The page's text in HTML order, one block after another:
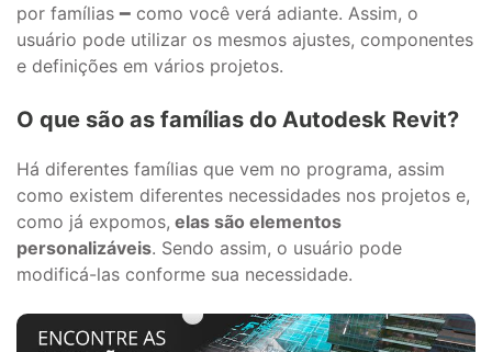
por famílias ━ como você verá adiante. Assim, o
usuário pode utilizar os mesmos ajustes, componentes
e definições em vários projetos.
O que são as famílias do Autodesk Revit?
Há diferentes famílias que vem no programa, assim
como existem diferentes necessidades nos projetos e,
como já expomos, elas são elementos
personalizáveis. Sendo assim, o usuário pode
modificá-las conforme sua necessidade.